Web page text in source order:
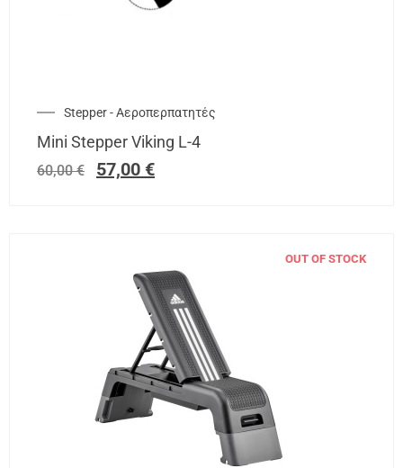
Stepper - Αεροπερπατητές
Mini Stepper Viking L-4
60,00€ 57,00 €
OUT OF STOCK